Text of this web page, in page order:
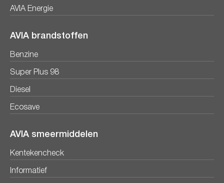
AVIA Energie
AVIA brandstoffen
Benzine
Super Plus 98
Diesel
Ecosave
AVIA smeermiddelen
Kentekencheck
Informatief